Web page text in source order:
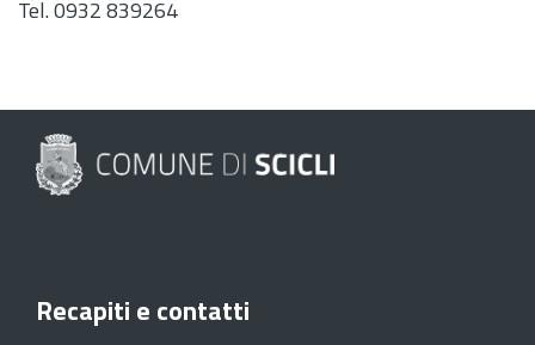
Tel. 0932 839264
Recapiti e contatti